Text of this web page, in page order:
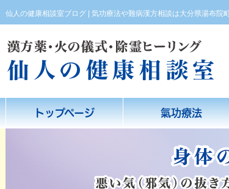
仙人の健康相談室ブログ | 気功療法や難病漢方相談は大分県湯布院
トップページ 氣功療法